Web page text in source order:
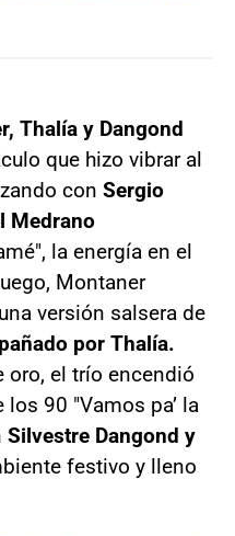
Thalía y Dangond
que hizo vibrar al
con Sergio
Medrano
la energía en el
Montaner
versión salsera de
por Thalía.
oro, el trío encendió
90 "Vamos pa’ la
Silvestre Dangond y
festivo y lleno